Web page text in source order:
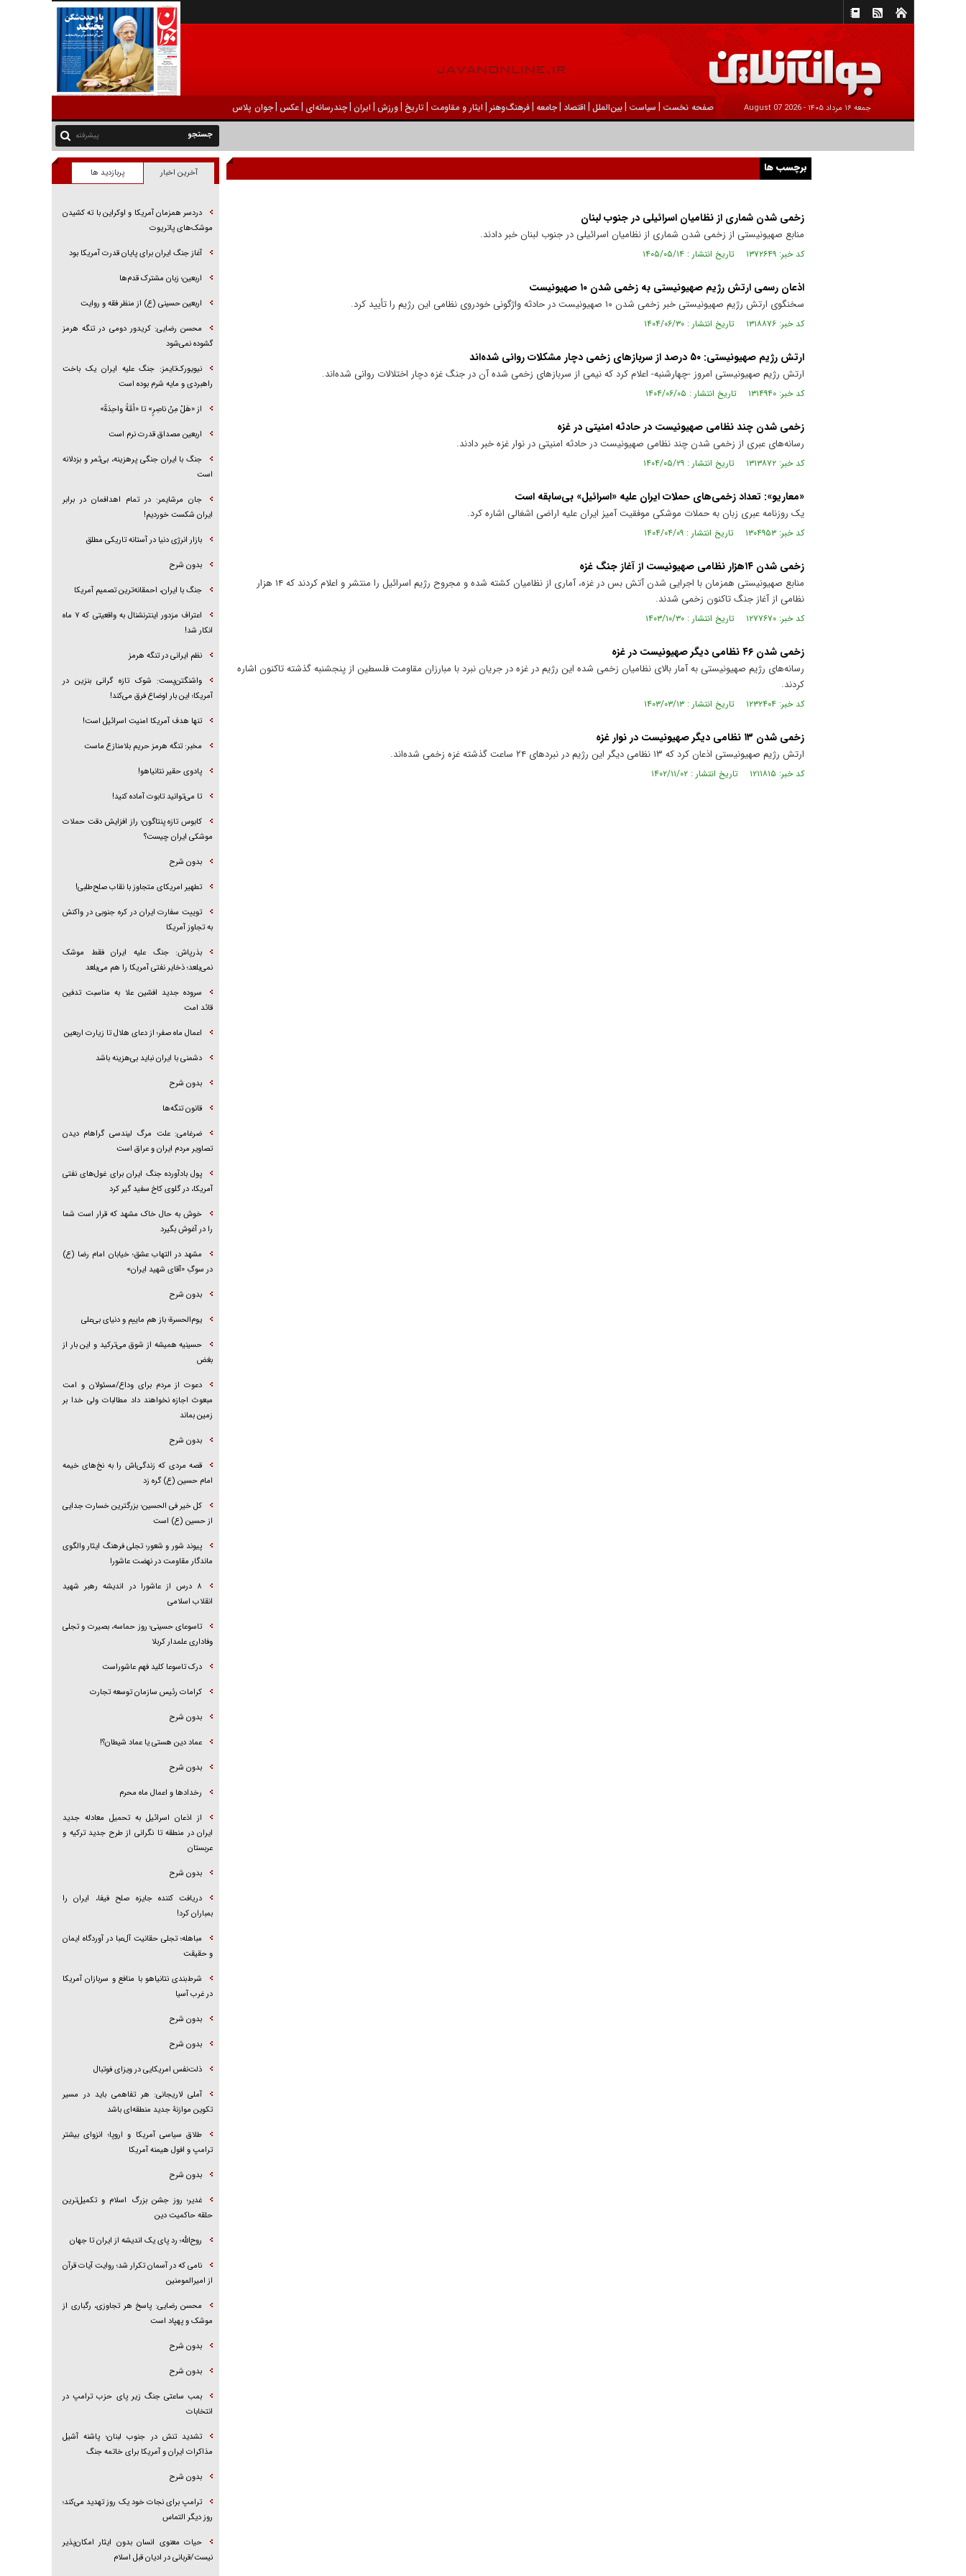
جمعه ۱۶ مرداد ۱۴۰۵ - 2026 August 07 صفحه نخست | سیاست |بين‌الملل | اقتصاد |جامعه |فرهنگ‌و‌هنر | ایثار و مقاومت |تاریخ |ورزش | ايران |چندرسانه‌ای |عکس |جوان پلاس
پیشرفته
برچسب ها
زخمی شدن شماری از نظامیان اسرائیلی در جنوب لبنان
منابع صهیونیستی از زخمی شدن شماری از نظامیان اسرائیلی در جنوب لبنان خبر دادند.
کد خبر: ۱۳۷۲۶۴۹ تاریخ انتشار : ۱۴۰۵/۰۵/۱۴
اذعان رسمی ارتش رژیم صهیونیستی به زخمی شدن ۱۰ صهیونیست
سخنگوی ارتش رژیم صهیونیستی خبر زخمی شدن ۱۰ صهیونیست در حادثه واژگونی خودروی نظامی این رژیم را تأیید کرد.
کد خبر: ۱۳۱۸۸۷۶ تاریخ انتشار : ۱۴۰۴/۰۶/۳۰
ارتش رژیم صهیونیستی: ۵۰ درصد از سربازهای زخمی دچار مشکلات روانی شده‌اند
ارتش رژیم صهیونیستی امروز -چهارشنبه- اعلام کرد که نیمی از سربازهای زخمی شده آن در جنگ غزه دچار اختلالات روانی شده‌اند.
کد خبر: ۱۳۱۴۹۴۰ تاریخ انتشار : ۱۴۰۴/۰۶/۰۵
زخمی شدن چند نظامی صهیونیست در حادثه امنیتی در غزه
رسانه‌های عبری از زخمی شدن چند نظامی صهیونیست در حادثه امنیتی در نوار غزه خبر دادند.
کد خبر: ۱۳۱۳۸۷۲ تاریخ انتشار : ۱۴۰۴/۰۵/۲۹
«معاریو»: تعداد زخمی‌های حملات ایران علیه «اسرائیل» بی‌سابقه است
یک روزنامه عبری زبان به حملات موشکی موفقیت آمیز ایران علیه اراضی اشغالی اشاره کرد.
کد خبر: ۱۳۰۴۹۵۳ تاریخ انتشار : ۱۴۰۴/۰۴/۰۹
زخمی شدن ۱۴هزار نظامی صهیونیست از آغاز جنگ غزه
منابع صهیونیستی همزمان با اجرایی شدن آتش بس در غزه، آماری از نظامیان کشته شده و مجروح رژیم اسرائیل را منتشر و اعلام کردند که ۱۴ هزار
نظامی از آغاز جنگ تاکنون زخمی شدند.
کد خبر: ۱۲۷۷۶۷۰ تاریخ انتشار : ۱۴۰۳/۱۰/۳۰
زخمی شدن ۴۶ نظامی دیگر صهیونیست در غزه
رسانه‌های رژیم صهیونیستی به آمار بالای نظامیان زخمی شده این رژیم در غزه در جریان نبرد با مبارزان مقاومت فلسطین از پنجشنبه گذشته تاکنون اشاره
کردند.
کد خبر: ۱۲۳۲۴۰۴ تاریخ انتشار : ۱۴۰۳/۰۳/۱۳
زخمی‌ شدن ۱۳ نظامی دیگر صهیونیست در نوار غزه
ارتش رژیم صهیونیستی اذعان کرد که ۱۳ نظامی دیگر این رژیم در نبرد‌های ۲۴ ساعت گذشته غزه زخمی شده‌اند.
کد خبر: ۱۲۱۱۸۱۵ تاریخ انتشار : ۱۴۰۲/۱۱/۰۲
آخرین اخبار پربازدید ها
دردسر همزمان آمریکا و اوکراین با ته کشیدن
موشک‌های پاتریوت
آغاز جنگ ایران برای پایان قدرت آمریکا بود
اربعین؛ زبان مشترک قدم‌ها
اربعین حسینی (ع) از منظر فقه و روایت
محسن رضایی: کریدور دومی در تنگه هرمز
گشوده نمی‌شود
نیویورک‌تایمز: جنگ علیه ایران یک باخت
راهبردی و مایه شرم بوده است
از «هَلْ مِنْ ناصِرٍ» تا «اُمَّةً واحِدَةً»
اربعین مصداق قدرت نرم است
جنگ با ایران جنگی پرهزینه، بی‌ثمر و بزدلانه
است
جان مرشایمر: در تمام اهدافمان در برابر
ایران شکست خوردیم!
بازار انرژی دنیا در آستانه تاریکی مطلق
بدون شرح
جنگ با ایران، احمقانه‌ترین تصمیم آمریکا
اعتراف مزدور اینترنشنال به واقعیتی که ۷ ماه
انکار شد!
نظم ایرانی در تنگه هرمز
واشنگتن‌پست: شوک تازه گرانی بنزین در
آمریکا؛ این بار اوضاع فرق می‌کند!
تنها هدف آمریکا امنیت اسرائیل است!
مخبر: تنگه هرمز حریم بلامنازع ماست
پادوی حقیر نتانیاهو!
تا می‌توانید تابوت آماده کنید!
کابوس تازه پنتاگون؛ راز افزایش دقت حملات
موشکی ایران چیست؟
بدون شرح
تطهیر امریکای متجاوز با نقاب صلح‌طلبی!
توییت سفارت ایران در کره جنوبی در واکنش
به تجاوز آمریکا
بذرپاش: ‏جنگ علیه ایران فقط موشک
نمی‌بلعد؛ ذخایر نفتی آمریکا را هم می‌بلعد
سروده جدید افشین علا به مناسبت تدفین
قائد امت
اعمال ماه صفر؛ از دعای هلال تا زیارت اربعین
دشمنی با ایران نباید بی‌هزینه باشد
بدون شرح
قانون تنگه‌ها
ضرغامی: علت مرگ لیندسی گراهام دیدن
تصاویر مردم ایران و عراق است
پول بادآورده جنگ ایران برای غول‌های نفتی
آمریکا، در گلوی کاخ سفید گیر کرد
خوش به حال خاک مشهد که قرار است شما
را در آغوش بگیرد
مشهد در التهاب عشق؛ خیابان امام رضا (ع)
در سوگِ «آقای شهید ایران»
بدون شرح
یوم‌الحسرة؛ باز هم ماییم و دنیای بی‌علی
حسینیه همیشه از شوق می‌ترکید و این بار از
بغض
دعوت از مردم برای وداع/مسئولان و امت
مبعوث اجازه نخواهند داد مطالبات ولی خدا بر
زمین بماند
بدون شرح
قصه مردی که زندگی‌اش را به نخ‌های خیمه
امام حسین (ع) گره زد
کل خیر فی الحسین؛ بزرگترین خسارت جدایی
از حسین (ع) است
پیوند شور و شعور؛ تجلی فرهنگ ایثار والگوی
ماندگار مقاومت در نهضت عاشورا
۸ درس از عاشورا در اندیشه رهبر شهید
انقلاب اسلامی
تاسوعای حسینی؛ روز حماسه، بصیرت و تجلی
وفاداری علمدار کربلا
درک تاسوعا کلید فهم عاشوراست
کرامات رئیس سازمان توسعه تجارت
بدون شرح
عماد دین هستی یا عماد شیطان؟!
بدون شرح
رخداد‌ها و اعمال ماه محرم
از اذعان اسرائیل به تحمیل معادله جدید
ایران در منطقه تا نگرانی از طرح جدید ترکیه و
عربستان
بدون شرح
دریافت کننده جایزه صلح فیفا، ایران را
بمباران کرد!
مباهله؛ تجلی حقانیت آل‌عبا در آوردگاه ایمان
و حقیقت
شرط‌بندی نتانیاهو با منافع و سربازان آمریکا
در غرب آسیا
بدون شرح
بدون شرح
ذلت‌نفس امریکایی در ویزای فوتبال
آملی لاریجانی: هر تفاهمی باید در مسیر
تکوین موازنۀ جدید منطقه‌ای باشد
طلاق سیاسی آمریکا و اروپا؛ انزوای بیشتر
ترامپ و افول هیمنه آمریکا
بدون شرح
غدیر؛ روز جشن بزرگ اسلام و تکمیل‌ترین
حلقه حاکمیت دین
روح‌الله؛ رد پای یک اندیشه از ایران تا جهان
نامی که در آسمان تکرار شد؛ روایت آیات قرآن
از امیرالمومنین
محسن رضایی: پاسخ هر تجاوزی، رگباری از
موشک و پهپاد است
بدون شرح
بدون شرح
بمب ساعتی جنگ زیر پای حزب ترام‍پ در
انتخابات
تشدید تنش در جنوب لبنان؛ پاشنه آشیل
مذاکرات ایران و آمریکا برای خاتمه جنگ
بدون شرح
ترامپ برای نجات خود یک روز تهدید می‌کند؛
روز دیگر التماس
حیات معنوی انسان بدون ایثار امکان‌پذیر
نیست/قربانی در ادیان قبل اسلام